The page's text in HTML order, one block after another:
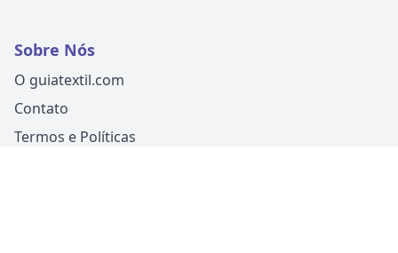
Sobre Nós
O guiatextil.com
Contato
Termos e Políticas